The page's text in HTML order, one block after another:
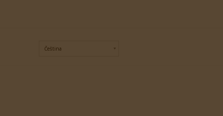
Čeština